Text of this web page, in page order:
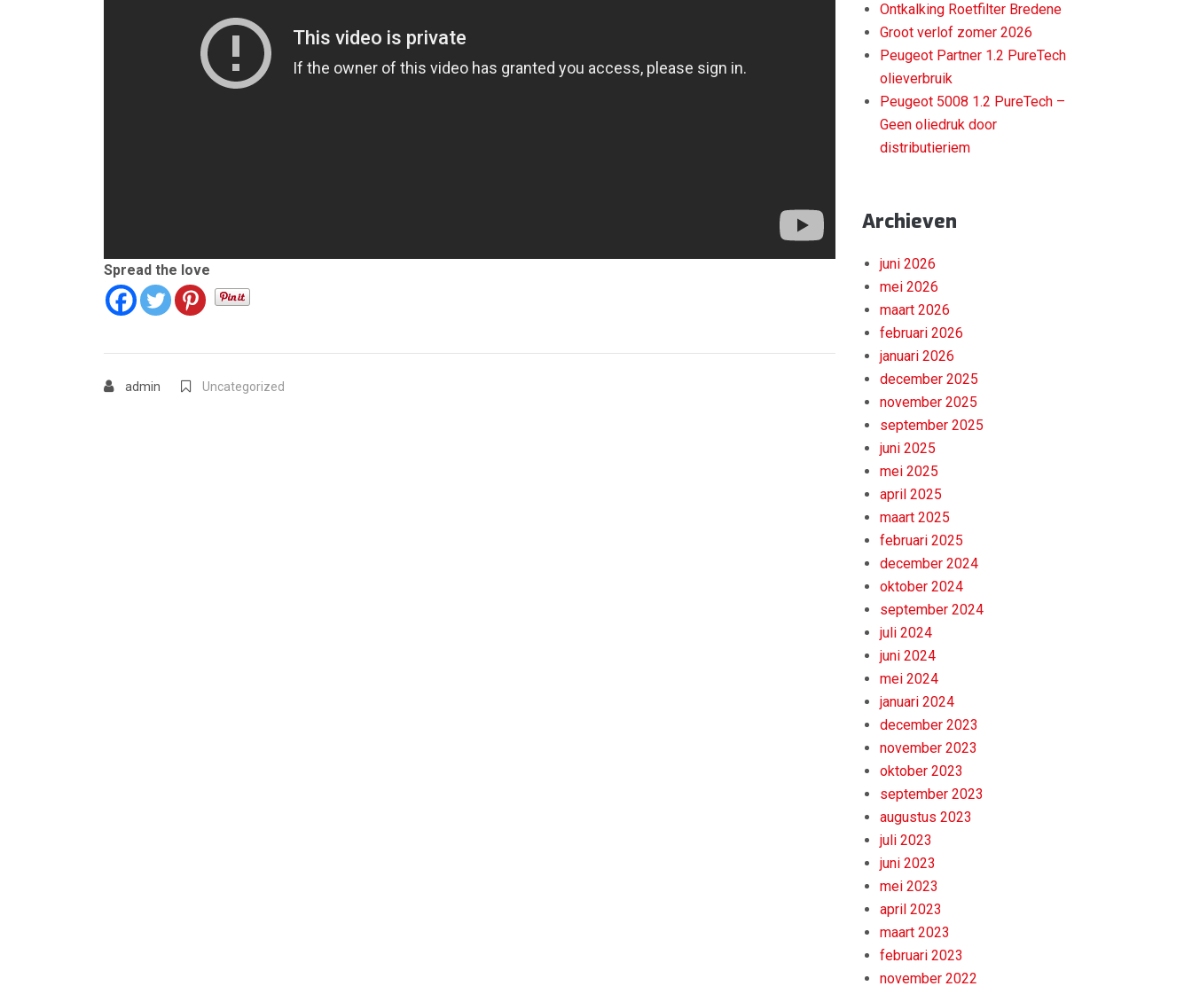
Spread the love
admin Uncategorized
Ontkalking Roetfilter Bredene
Groot verlof zomer 2026
Peugeot Partner 1.2 PureTech
olieverbruik
Peugeot 5008 1.2 PureTech –
Geen oliedruk door
distributieriem
Archieven
juni 2026
mei 2026
maart 2026
februari 2026
januari 2026
december 2025
november 2025
september 2025
juni 2025
mei 2025
april 2025
maart 2025
februari 2025
december 2024
oktober 2024
september 2024
juli 2024
juni 2024
mei 2024
januari 2024
december 2023
november 2023
oktober 2023
september 2023
augustus 2023
juli 2023
juni 2023
mei 2023
april 2023
maart 2023
februari 2023
november 2022